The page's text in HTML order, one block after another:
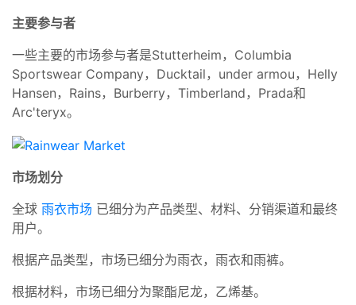
主要参与者
一些主要的市场参与者是Stutterheim，Columbia
Sportswear Company，Ducktail，under armou，Helly
Hansen，Rains，Burberry，Timberland，Prada和
Arc'teryx。
市场划分
全球 雨衣市场 已细分为产品类型、材料、分销渠道和最终
用户。
根据产品类型，市场已细分为雨衣，雨衣和雨裤。
根据材料，市场已细分为聚酯尼龙，乙烯基。